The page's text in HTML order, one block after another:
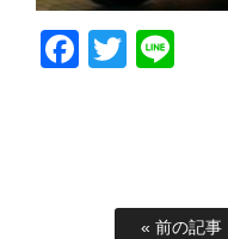
Facebook
Twitter
« 前の記事